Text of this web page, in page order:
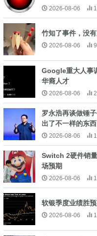
2026-08-06
竹知了事件，没
2026-08-06 9
Google重大人事
华裔人才
2026-08-06
罗永浩再谈做锤
出了不一样的东西
2026-08-06
Switch 2硬件销
场预期
2026-08-06
软银季度业绩胜
2026-08-06